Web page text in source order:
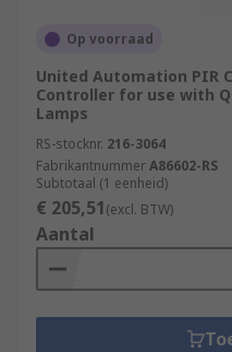
Op voorraad
United Automation PIR
Controller for use with
Lamps
RS-stocknr. 216-3064
FabrikantnummerA86602-RS
Subtotaal (1 eenheid)
€ 205,51(excl. BTW)
Aantal